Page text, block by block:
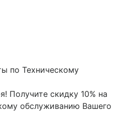
по Техническому
Получите скидку 10% на
обслуживанию Вашего